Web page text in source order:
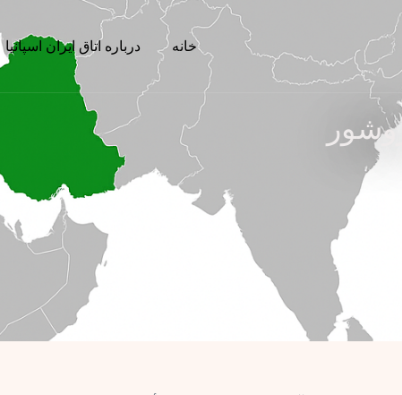
خانه درباره اتاق ایران اسپانیا
بروشور